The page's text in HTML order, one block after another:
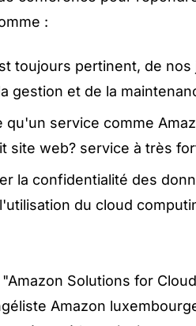
:
toujours pertinent, de
gestion et de la
qu'un service comme
site web? service à très
la confidentialité des
du cloud
Solutions for
Amazon